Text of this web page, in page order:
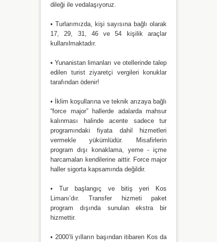
dileği ile vedalaşıyoruz.
• Turlarımızda, kişi sayısına bağlı olarak
17, 29, 31, 46 ve 54 kişilik araçlar
kullanılmaktadır.
• Yunanistan limanları ve otellerinde talep
edilen turist ziyaretçi vergileri konuklar
tarafından ödenir!
•
İklim koşullarına ve teknik arızaya bağlı
“force major” hallerde adalarda mahsur
kalınması halinde acente sadece tur
programındaki fiyata dahil hizmetleri
vermekle yükümlüdür. Misafirlerin
program dışı konaklama, yeme - içme
harcamaları kendilerine aittir. Force major
haller sigorta kapsamında değildir.
•
Tur başlangıç ve bitiş yeri Kos
Limanı’dır. Transfer hizmeti paket
program dışında sunulan ekstra bir
hizmettir.
• 2000’li yılların başından itibaren Kos da